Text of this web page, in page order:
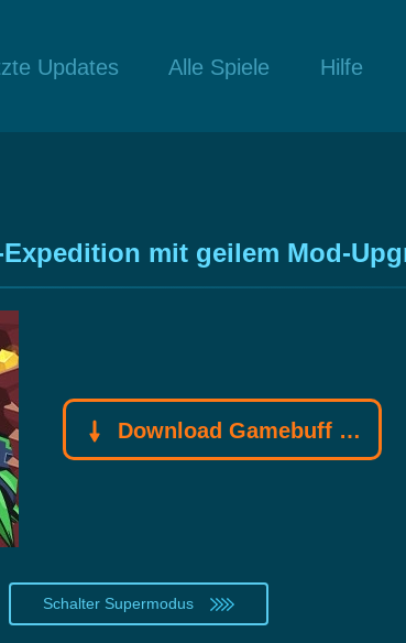
Updates Alle Spiele Hilfe
mit geilem Mod-
Download Gamebuff Trainer
Schalter Supermodus